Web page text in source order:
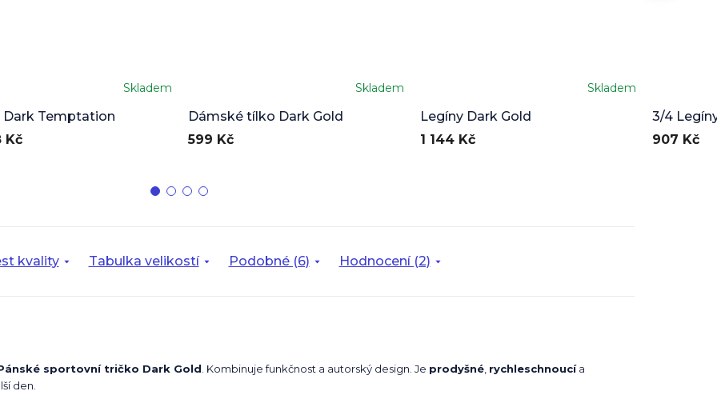
Dark Temptation
Skladem
Kč
Dámské tílko Dark Gold
Skladem
599 Kč
Legíny Dark Gold
hodnocení
produktu
je
Skladem
1 144 Kč
3/4
907 Kč
kvality Tabulka velikostí Podobné (6) Hodnocení (2)
sportovní tričko Dark Gold . Kombinuje funkčnost a autorský design. Je prodyšné rychleschnoucía
den.